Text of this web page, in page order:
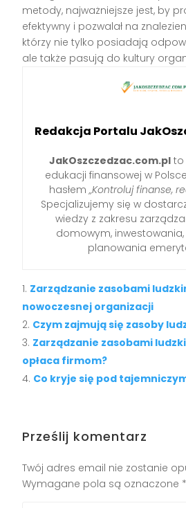
metody, najważniejsze jest, by
efektywny i pozwalał na
którzy nie tylko posiadają
ale także pasują do kultury
Redakcja Portalu
JakOszczedzac.com.plto
edukacji finansowej w
hasłem „Kontroluj finanse,
Specjalizujemy się w
wiedzy z zakresu
domowym,
planowania
Zarządzanie zasobami
nowoczesnej organizacji
Czym zajmują się zasoby
Zarządzanie zasobami
opłaca firmom?
Co kryje się pod
Prześlij komentarz
Twój adres email nie zostanie
Wymagane pola są oznaczone *